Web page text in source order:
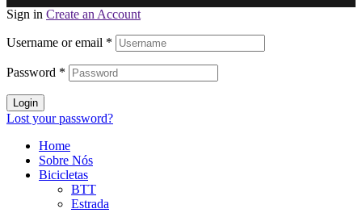
Sign in Create an Account
Username or email *
Password *
Login
Lost your password?
Home
Sobre Nós
Bicicletas
BTT
Estrada